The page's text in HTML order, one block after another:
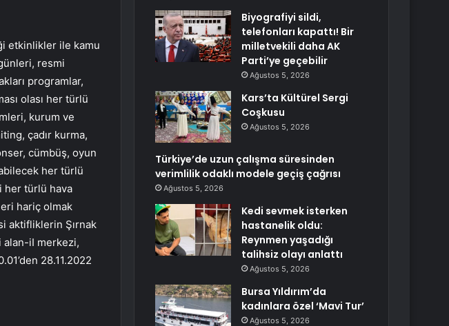
etkinlikler ile kamu
resmi
programlar,
olası her türlü
kurum ve
çadır kurma,
cümbüş, oyun
her türlü
her türlü hava
hariç olmak
aktifliklerin Şırnak
alan-iI merkezi,
28.11.2022
Biyografiyi sildi,
telefonları kapattı! Bir
milletvekili daha AK
Parti’ye geçebilir
Ağustos 5, 2026
Kars’ta Kültürel Sergi
Coşkusu
Ağustos 5, 2026
Türkiye’de uzun çalışma süresinden
verimlilik odaklı modele geçiş çağrısı
Ağustos 5, 2026
Kedi sevmek isterken
hastanelik oldu:
Reynmen yaşadığı
talihsiz olayı anlattı
Ağustos 5, 2026
Bursa Yıldırım’da
kadınlara özel ‘Mavi Tur’
Ağustos 5, 2026